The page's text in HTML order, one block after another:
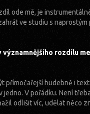
ode mě, je
ve studiu s
rozdílu
přímočařejší hudebně i
V pořádku. Není
odlišit víc, udělat něco